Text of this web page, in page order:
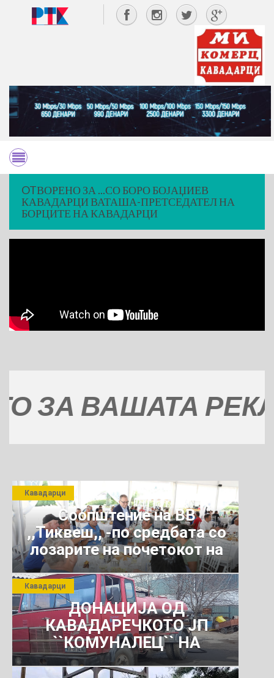
OTВОРЕНО ЗА ...СО БОРО БОЈАЏИЕВ
КАВАДАРЦИ ВАТАША-ПРЕТСЕДАТЕЛ НА
БОРЦИТЕ НА КАВАДАРЦИ
ВАШАТА
Соопштение на ВВ
,,Тиквеш,, -по средбата со
лозарите на почетокот на
јули 2026 г.
Кавадарци
ДОНАЦИЈА ОД
КАВАДАРЕЧКОТО ЈП
``КОМУНАЛЕЦ`` НА
РОСОМАНСКОТО ЈАВНО
Кавадарци